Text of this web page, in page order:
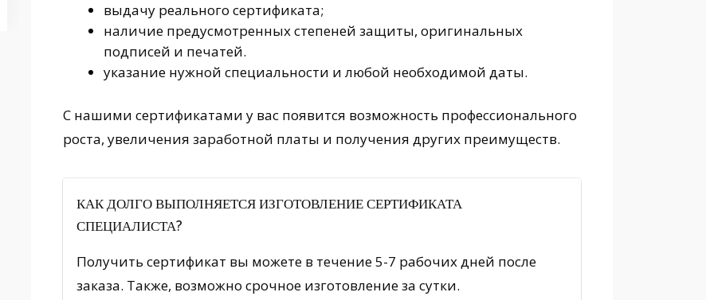
выдачу реального сертификата;
наличие предусмотренных степеней защиты, оригинальных
подписей и печатей.
указание нужной специальности и любой необходимой даты.
С нашими сертификатами у вас появится возможность профессионального
роста, увеличения заработной платы и получения других преимуществ.
КАК ДОЛГО ВЫПОЛНЯЕТСЯ ИЗГОТОВЛЕНИЕ СЕРТИФИКАТА
СПЕЦИАЛИСТА?
Получить сертификат вы можете в течение 5-7 рабочих дней после
заказа. Также, возможно срочное изготовление за сутки.